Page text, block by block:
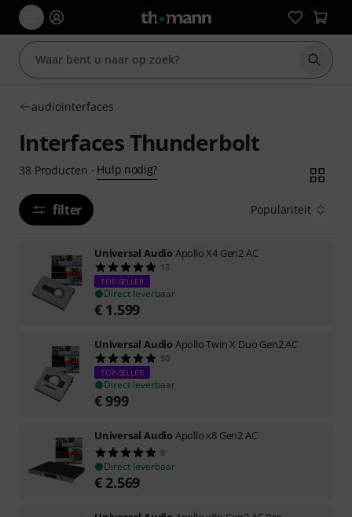
Zoek
audiointerfaces
Interfaces Thunderbolt
38 Producten · Hulp nodig?
filter Populariteit
Universal AudioApollo X4 Gen2 AC
13
TOP-SELLER
Direct leverbaar
€ 1.599
Universal AudioApollo Twin X Duo Gen2 AC
50
TOP-SELLER
Direct leverbaar
€999
Universal AudioApollo x8 Gen2 AC
9
Direct leverbaar
€ 2.569